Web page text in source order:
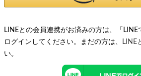
LINEとの会員連携がお済みの方は、「LINE
ログインしてください。まだの方は、
LINE
い。